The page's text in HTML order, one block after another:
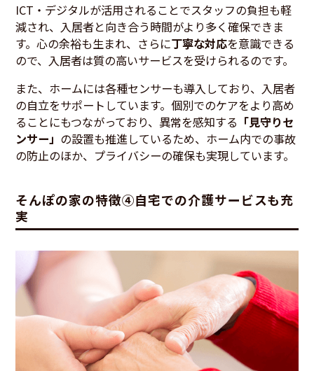
ICT・デジタルが活用されることでスタッフの負担も軽
減され、入居者と向き合う時間がより多く確保できま
す。心の余裕も生まれ、さらに丁寧な対応を意識できる
ので、入居者は質の高いサービスを受けられるのです。
また、ホームには各種センサーも導入しており、入居者
の自立をサポートしています。個別でのケアをより高め
ることにもつながっており、異常を感知する 「見守りセ
ンサー」 の設置も推進しているため、ホーム内での事故
の防止のほか、プライバシーの確保も実現しています。
そんぽの家の特徴④自宅での介護サービスも充
実